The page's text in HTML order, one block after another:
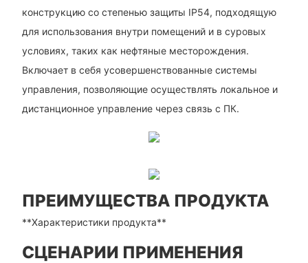
конструкцию со степенью защиты IP54, подходящую
для использования внутри помещений и в суровых
условиях, таких как нефтяные месторождения.
Включает в себя усовершенствованные системы
управления, позволяющие осуществлять локальное и
дистанционное управление через связь с ПК.
ПРЕИМУЩЕСТВА ПРОДУКТА
**Характеристики продукта**
СЦЕНАРИИ ПРИМЕНЕНИЯ